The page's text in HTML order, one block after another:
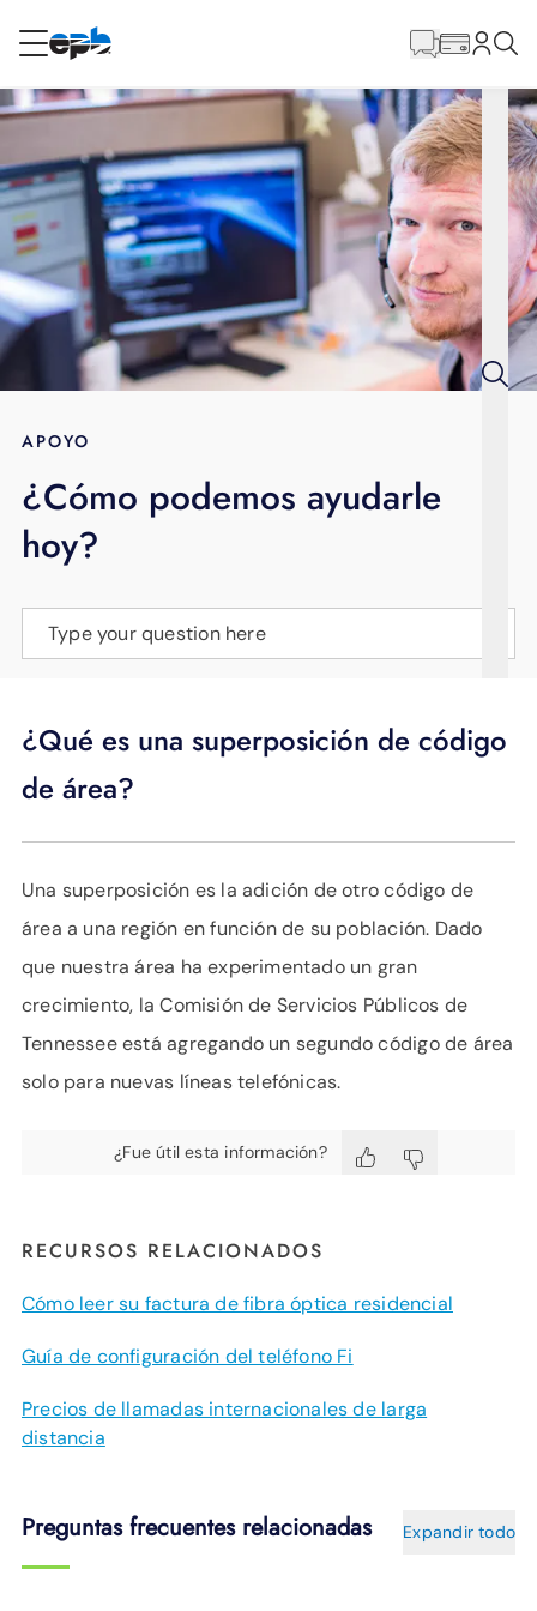
RESIDENCIAL
Internet
Energía
Televisión
BLOG
APOYO
principal
APOYO
¿Cómo podemos ayudarle
hoy?
Type your question here
¿Qué es una superposición de código
de área?
Una superposición es la adición de otro código de
área a una región en función de su población. Dado
que nuestra área ha experimentado un gran
crecimiento, la Comisión de Servicios Públicos de
Tennessee está agregando un segundo código de área
solo para nuevas líneas telefónicas.
¿Fue útil esta información?
RECURSOS RELACIONADOS
Cómo leer su factura de fibra óptica residencial
Guía de configuración del teléfono Fi
Precios de llamadas internacionales de larga
distancia
Preguntas frecuentes relacionadas Expandir todo